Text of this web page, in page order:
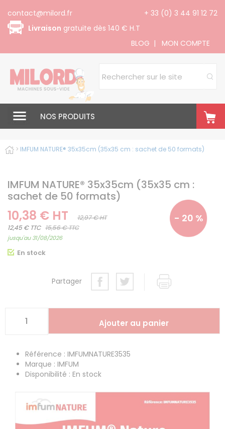
+ 33 (0) 3 44 91 12 72
contact@milord.fr
Livraison gratuite dès 140 € H.T
BLOG | MON COMPTE
NOS PRODUITS
> IMFUM NATURE® 35x35cm (35x35 cm : sachet de 50 formats)
IMFUM NATURE® 35x35cm (35x35 cm :
sachet de 50 formats)
- 20 %
10,38 € HT
12,97 € HT
12,45 € TTC 15,56 € TTC
jusqu'au 31/08/2026
En stock
Partager
Référence : IMFUMNATURE3535
Marque : IMFUM
Disponibilité : En stock